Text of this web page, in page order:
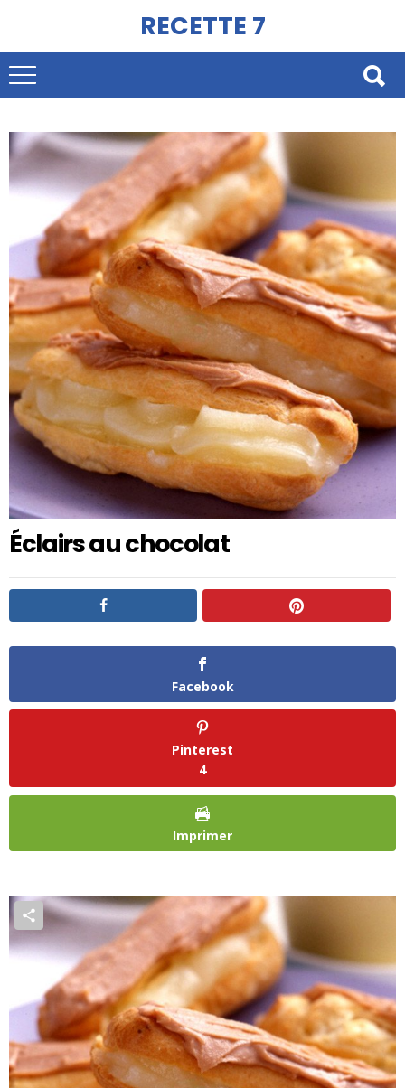
RECETTE 7
Éclairs au chocolat
Facebook
Pinterest
4
Imprimer